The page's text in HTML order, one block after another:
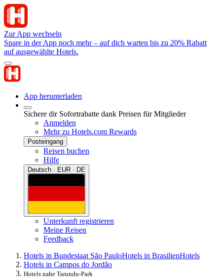
Zur App wechseln
Spare in der App noch mehr – auf dich warten bis zu 20% Rabatt
auf ausgewählte Hotels.
App herunterladen
Sichere dir Sofortrabatte dank Preisen für Mitglieder
Anmelden
Mehr zu Hotels.com Rewards
Posteingang
Reisen buchen
Hilfe
Deutsch · EUR · DE
Unterkunft registrieren
Meine Reisen
Feedback
Hotels in Bundestaat São PauloHotels in BrasilienHotels
Hotels in Campos do Jordão
Hotels nahe Tarundu-Park